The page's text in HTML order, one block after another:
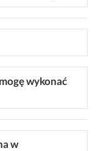
wykonać
w